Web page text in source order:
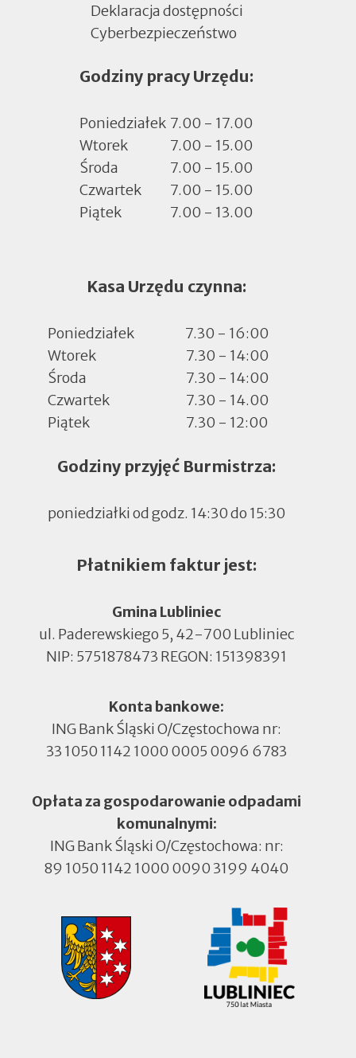
Deklaracja dostępności
Cyberbezpieczeństwo
w
zakładce
Godziny pracy Urzędu:
Poniedziałek 7.00 - 17.00
Wtorek
7.00 - 15.00
Środa
7.00 - 15.00
Czwartek
7.00 - 15.00
Piątek
7.00 - 13.00
Kasa Urzędu czynna:
Poniedziałek
7.30 - 16:00
Wtorek
7.30 - 14:00
Środa
7.30 - 14:00
Czwartek
7.30 - 14.00
Piątek
7.30 - 12:00
Godziny przyjęć Burmistrza:
poniedziałki od godz. 14:30 do 15:30
Płatnikiem faktur jest:
Gmina Lubliniec
ul. Paderewskiego 5, 42-700 Lubliniec
NIP: 5751878473 REGON: 151398391
Konta bankowe:
ING Bank Śląski O/Częstochowa nr:
33 1050 1142 1000 0005 0096 6783
Opłata za gospodarowanie odpadami
komunalnymi:
ING Bank Śląski O/Częstochowa: nr:
89 1050 1142 1000 0090 3199 4040